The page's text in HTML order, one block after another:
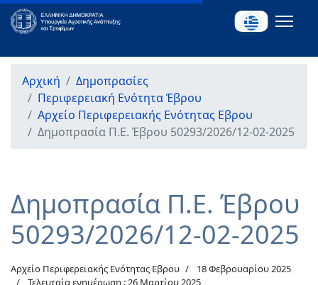
Αρχική
Δημοπρασίες
Περιφερειακή Ενότητα Έβρου
Αρχείο Περιφερειακής Ενότητας Εβρου
Δημοπρασία Π.Ε. Έβρου 50293/2026/12-02-2025
Δημοπρασία Π.Ε. Έβρου
50293/2026/12-02-2025
Αρχείο Περιφερειακής Ενότητας Εβρου
18 Φεβρουαρίου 2025
Τελευταία ενημέρωση : 26 Μαρτίου 2025